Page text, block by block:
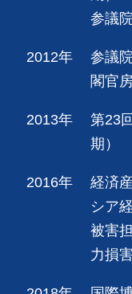
参議
2012年
参議
閣官
2013年
第23
期）
2016年
経済
シア
被害
力損